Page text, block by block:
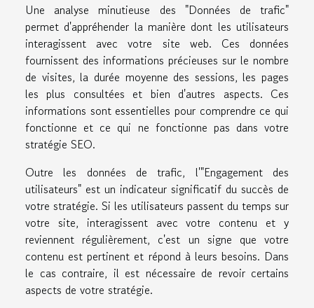
Une analyse minutieuse des "Données de trafic"
permet d'appréhender la manière dont les utilisateurs
interagissent avec votre site web. Ces données
fournissent des informations précieuses sur le nombre
de visites, la durée moyenne des sessions, les pages
les plus consultées et bien d'autres aspects. Ces
informations sont essentielles pour comprendre ce qui
fonctionne et ce qui ne fonctionne pas dans votre
stratégie SEO.
Outre les données de trafic, l'"Engagement des
utilisateurs" est un indicateur significatif du succès de
votre stratégie. Si les utilisateurs passent du temps sur
votre site, interagissent avec votre contenu et y
reviennent régulièrement, c'est un signe que votre
contenu est pertinent et répond à leurs besoins. Dans
le cas contraire, il est nécessaire de revoir certains
aspects de votre stratégie.